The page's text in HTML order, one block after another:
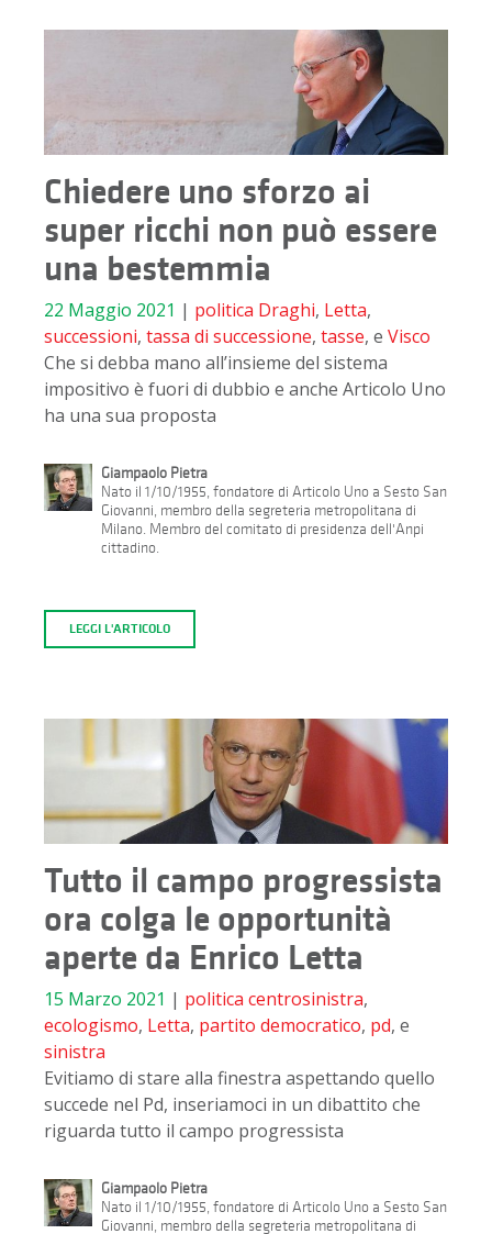
Chiedere uno sforzo ai
super ricchi non può essere
una bestemmia
22 Maggio 2021 | politica Draghi, Letta,
successioni, tassa di successione, tasse, e Visco
Che si debba mano all’insieme del sistema
impositivo è fuori di dubbio e anche Articolo Uno
ha una sua proposta
Giampaolo Pietra
Nato il 1/10/1955, fondatore di Articolo Uno a Sesto San
Giovanni, membro della segreteria metropolitana di
Milano. Membro del comitato di presidenza dell'Anpi
cittadino.
LEGGI L'ARTICOLO
Tutto il campo progressista
ora colga le opportunità
aperte da Enrico Letta
15 Marzo 2021 | politica centrosinistra,
ecologismo, Letta, partito democratico, pd, e
sinistra
Evitiamo di stare alla finestra aspettando quello
succede nel Pd, inseriamoci in un dibattito che
riguarda tutto il campo progressista
Giampaolo Pietra
Nato il 1/10/1955, fondatore di Articolo Uno a Sesto San
Giovanni, membro della segreteria metropolitana di